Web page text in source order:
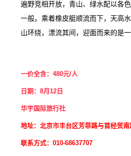
遍野竞相开放，青山、绿水配以各
一般。乘着橡皮艇顺流而下，天高
山环绕，漂流其间，迎面而来的是
一价全含：480元/人
日期：8月12 日
华宇国际旅行社
地址：北京市丰台区芳菲路与首经贸
联系方式：010-68637707